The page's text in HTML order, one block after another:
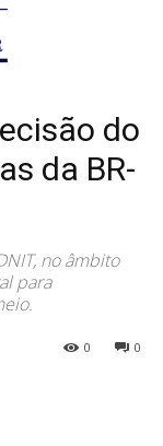
TCU favorável às
do
da BR-
no âmbito
para
0
0